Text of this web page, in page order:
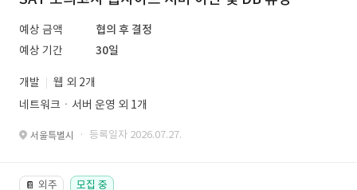
예상 금액
협의 후 결정
예상 기간
30일
개발
웹 외 2개
네트워크ㆍ서버 운영 외 1개
서울특별시 · 등록일자 2026.07.27.
📔 외주 모집 중